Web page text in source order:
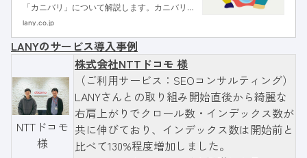
「カニバリ」について解説します。カニバリと
は何で、どのように特定して、どう解消してい
すので参考にしてみてください。
lany.co.jp
LANYのサービス導入事例
NTTドコモ
様
株式会社NTTドコモ 様
（ご利用サービス：SEOコンサルティング）
LANYさんとの取り組み開始直後から綺麗な
右肩上がりでクロール数・インデックス数が
共に伸びており、インデックス数は開始前と
比べて130%程度増加しました。